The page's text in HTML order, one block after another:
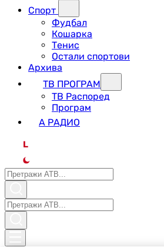
Спорт
Фудбал
Кошарка
Тенис
Остали спортови
Архива
ТВ ПРОГРАМ
ТВ Распоред
Програм
А РАДИО
L